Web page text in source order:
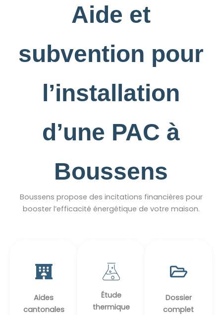
Aide et
subvention pour
l’installation
d’une PAC à
Boussens
Boussens propose des incitations financières pour
booster l’efficacité énergétique de votre maison.
Aides
cantonales
Étude
thermique
Dossier
complet